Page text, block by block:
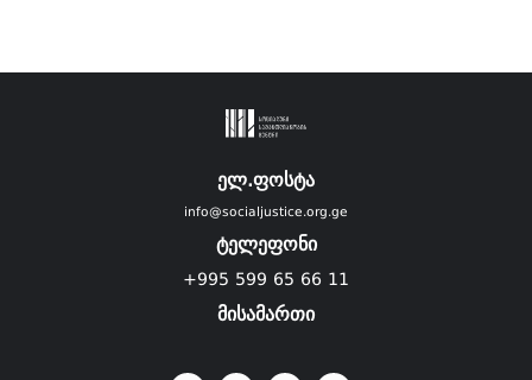
ელ.ფოსტა
info@socialjustice.org.ge
ტელეფონი
+995 599 65 66 11
მისამართი